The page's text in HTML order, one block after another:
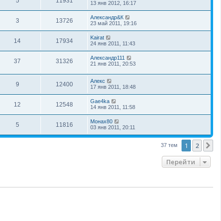
13 янв 2012, 16:17
3 13726
Александр&К
23 май 2011, 19:16
14 17934
Kairat
24 янв 2011, 11:43
37 31326
Александр111
21 янв 2011, 20:53
9 12400
Алекс
17 янв 2011, 18:48
12 12548
Gae4ka
14 янв 2011, 11:58
5 11816
Монах80
03 янв 2011, 20:11
37 тем 1 2
Перейти